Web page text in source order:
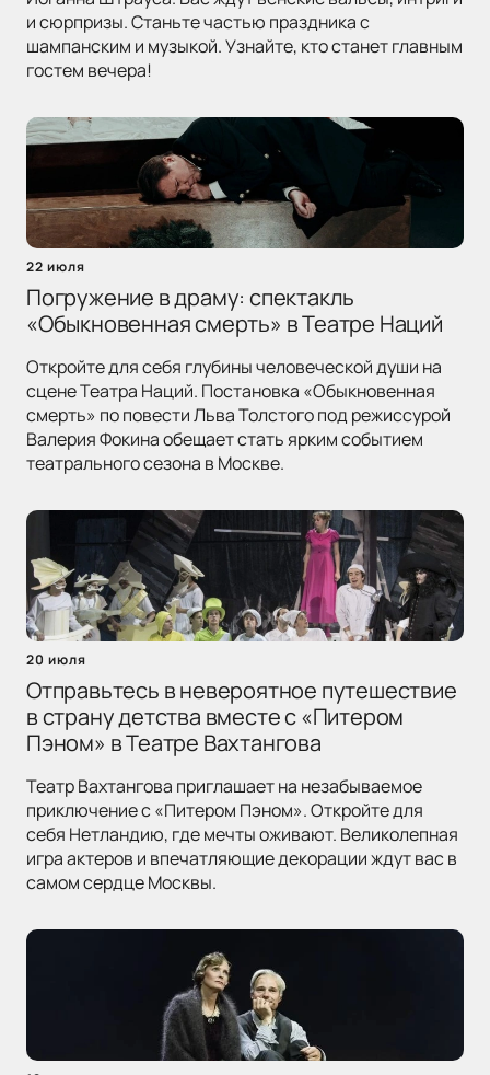
и сюрпризы. Станьте частью праздника с
шампанским и музыкой. Узнайте, кто станет главным
гостем вечера!
22 июля
Погружение в драму: спектакль
«Обыкновенная смерть» в Театре Наций
Откройте для себя глубины человеческой души на
сцене Театра Наций. Постановка «Обыкновенная
смерть» по повести Льва Толстого под режиссурой
Валерия Фокина обещает стать ярким событием
театрального сезона в Москве.
20 июля
Отправьтесь в невероятное путешествие
в страну детства вместе с «Питером
Пэном» в Театре Вахтангова
Театр Вахтангова приглашает на незабываемое
приключение с «Питером Пэном». Откройте для
себя Нетландию, где мечты оживают. Великолепная
игра актеров и впечатляющие декорации ждут вас в
самом сердце Москвы.